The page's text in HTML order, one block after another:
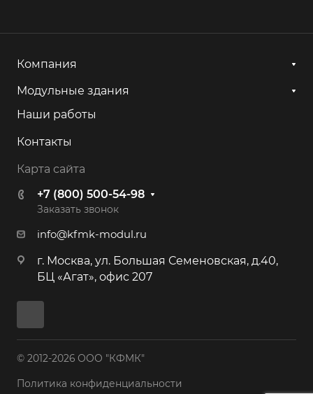
Компания
Модульные здания
Наши работы
Контакты
Карта сайта
+7 (800) 500-54-98
Заказать звонок
info@kfmk-modul.ru
г. Москва, ул. Большая Семеновская, д.40,
БЦ «Агат», офис 207
© 2012-2026 ООО "КФМК"
Политика конфиденциальности